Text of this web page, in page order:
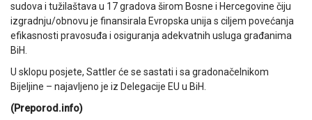
sudova i tužilaštava u 17 gradova širom Bosne i Hercegovine čiju
izgradnju/obnovu je finansirala Evropska unija s ciljem povećanja
efikasnosti pravosuđa i osiguranja adekvatnih usluga građanima
BiH.
U sklopu posjete, Sattler će se sastati i sa gradonačelnikom
Bijeljine – najavljeno je iz Delegacije EU u BiH.
(Preporod.info)